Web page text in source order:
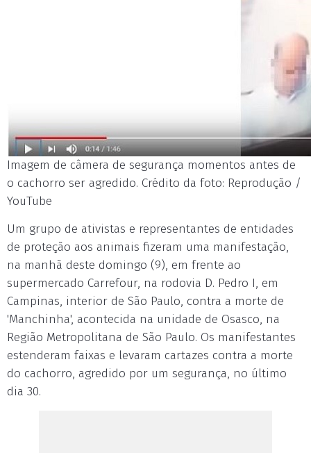
Imagem de câmera de segurança momentos antes de
o cachorro ser agredido. Crédito da foto: Reprodução /
YouTube
Um grupo de ativistas e representantes de entidades
de proteção aos animais fizeram uma manifestação,
na manhã deste domingo (9), em frente ao
supermercado Carrefour, na rodovia D. Pedro I, em
Campinas, interior de São Paulo, contra a morte de
'Manchinha', acontecida na unidade de Osasco, na
Região Metropolitana de São Paulo. Os manifestantes
estenderam faixas e levaram cartazes contra a morte
do cachorro, agredido por um segurança, no último
dia 30.